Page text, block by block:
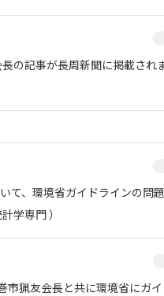
の記事が長周新聞に掲載され
て、環境省ガイドラインの問
学専門 ）
猟友会長と共に環境省にガ